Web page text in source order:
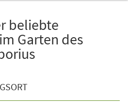
beliebte
Garten des